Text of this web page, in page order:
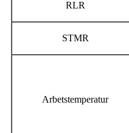
RLR
STMR
Arbetstemperatur